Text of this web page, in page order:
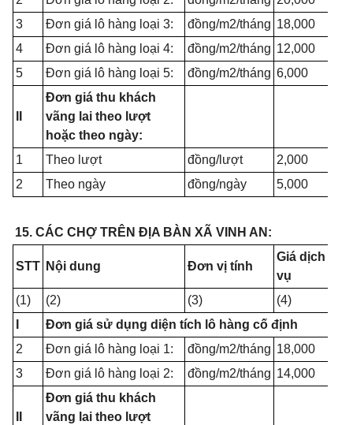
3
Đơn giá lô hàng loại 3: đồng/m2/tháng 18,000
4
Đơn giá lô hàng loại 4: đồng/m2/tháng 12,000
5
Đơn giá lô hàng loại 5: đồng/m2/tháng 6,000
Đơn giá thu khách
vãng lai theo lượt
hoặc theo ngày:
1
Theo lượt đồng/lượt
2,000
2
Theo ngày đồng/ngày 5,000
15. CÁC CHỢ TRÊN ĐỊA BÀN XÃ VINH AN:
STT Nội dung Đơn vị tính
Giá dịch
vụ
(1)
(2) (3)
(4)
Đơn giá sử dụng diện tích lô hàng cố định
2
Đơn giá lô hàng loại 1: đồng/m2/tháng 18,000
3
Đơn giá lô hàng loại 2: đồng/m2/tháng 14,000
Đơn giá thu khách
vãng lai theo lượt